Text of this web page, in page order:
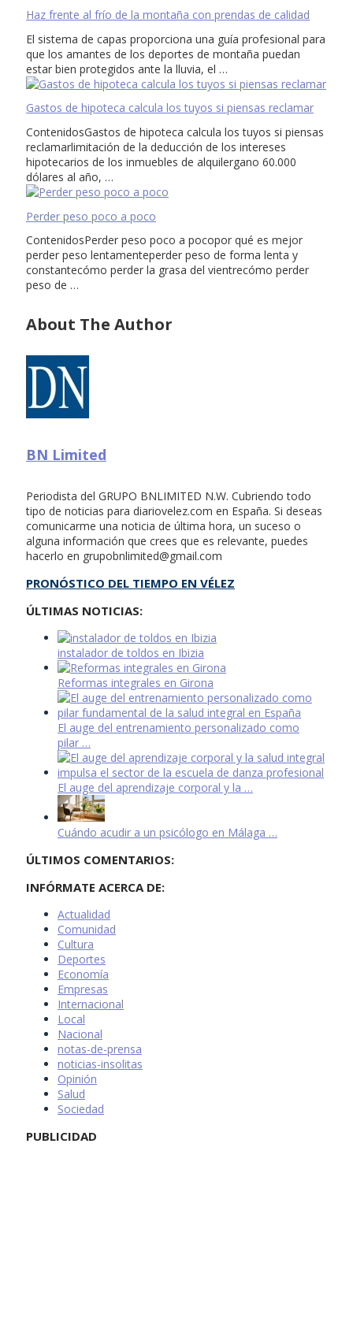
Haz frente al frío de la montaña con prendas de calidad
El sistema de capas proporciona una guía profesional para
que los amantes de los deportes de montaña puedan
estar bien protegidos ante la lluvia, el …
Gastos de hipoteca calcula los tuyos si piensas reclamar
ContenidosGastos de hipoteca calcula los tuyos si piensas
reclamarlimitación de la deducción de los intereses
hipotecarios de los inmuebles de alquilergano 60.000
dólares al año, …
Perder peso poco a poco
ContenidosPerder peso poco a pocopor qué es mejor
perder peso lentamenteperder peso de forma lenta y
constantecómo perder la grasa del vientrecómo perder
peso de …
About The Author
BN Limited
Periodista del GRUPO BNLIMITED N.W. Cubriendo todo
tipo de noticias para diariovelez.com en España. Si deseas
comunicarme una noticia de última hora, un suceso o
alguna información que crees que es relevante, puedes
hacerlo en grupobnlimited@gmail.com
PRONÓSTICO DEL TIEMPO EN VÉLEZ
ÚLTIMAS NOTICIAS:
instalador de toldos en Ibizia
Reformas integrales en Girona
El auge del entrenamiento personalizado como
pilar …
El auge del aprendizaje corporal y la …
Cuándo acudir a un psicólogo en Málaga …
ÚLTIMOS COMENTARIOS:
INFÓRMATE ACERCA DE:
Actualidad
Comunidad
Cultura
Deportes
Economía
Empresas
Internacional
Local
Nacional
notas-de-prensa
noticias-insolitas
Opinión
Salud
Sociedad
PUBLICIDAD